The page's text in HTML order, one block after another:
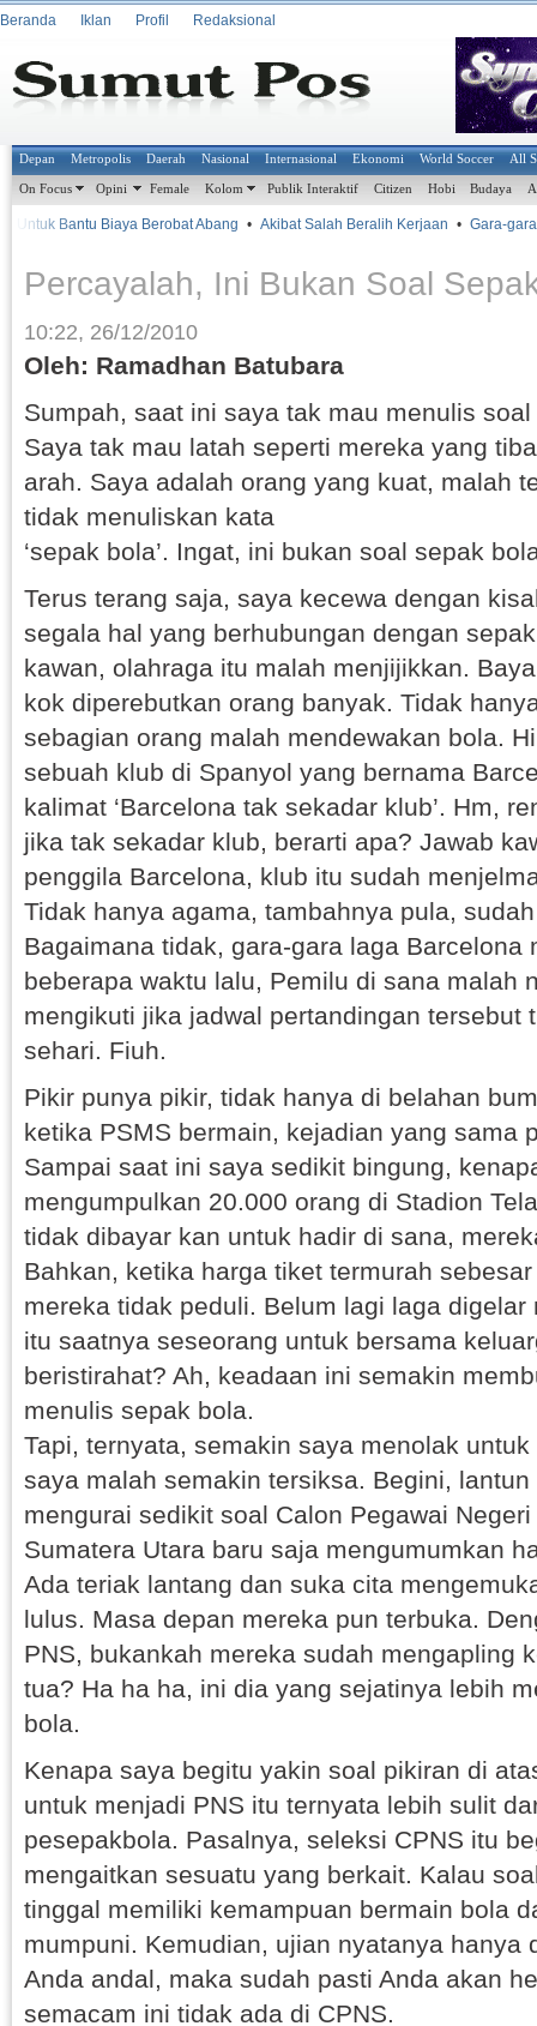
Beranda Iklan Profil Redaksional
Depan Metropolis Daerah Nasional Internasional Ekonomi World Soccer All
On Focus Opini Female Kolom Publik Interaktif Citizen Hobi Budaya
Bantu Biaya Berobat Abang • Akibat Salah Beralih Kerjaan • Gara-gara
Percayalah, Ini Bukan Soal
10:22, 26/12/2010
Oleh: Ramadhan Batubara
Sumpah, saat ini saya tak mau menulis
Saya tak mau latah seperti mereka yang
arah. Saya adalah orang yang kuat, malah
tidak menuliskan kata
‘sepak bola’. Ingat, ini bukan soal sepak
Terus terang saja, saya kecewa dengan
segala hal yang berhubungan dengan
kawan, olahraga itu malah menjijikkan.
kok diperebutkan orang banyak. Tidak
sebagian orang malah mendewakan bola.
sebuah klub di Spanyol yang bernama
kalimat ‘Barcelona tak sekadar klub’. Hm,
jika tak sekadar klub, berarti apa? Jawab
penggila Barcelona, klub itu sudah
Tidak hanya agama, tambahnya pula,
Bagaimana tidak, gara-gara laga Barcelona
beberapa waktu lalu, Pemilu di sana malah
mengikuti jika jadwal pertandingan tersebut
sehari. Fiuh.
Pikir punya pikir, tidak hanya di belahan
ketika PSMS bermain, kejadian yang sama
Sampai saat ini saya sedikit bingung,
mengumpulkan 20.000 orang di Stadion
tidak dibayar kan untuk hadir di sana,
Bahkan, ketika harga tiket termurah
mereka tidak peduli. Belum lagi laga
itu saatnya seseorang untuk bersama
beristirahat? Ah, keadaan ini semakin
menulis sepak bola.
Tapi, ternyata, semakin saya menolak
saya malah semakin tersiksa. Begini,
mengurai sedikit soal Calon Pegawai
Sumatera Utara baru saja mengumumkan
Ada teriak lantang dan suka cita
lulus. Masa depan mereka pun terbuka.
PNS, bukankah mereka sudah mengapling
tua? Ha ha ha, ini dia yang sejatinya lebih
bola.
Kenapa saya begitu yakin soal pikiran di
untuk menjadi PNS itu ternyata lebih sulit
pesepakbola. Pasalnya, seleksi CPNS itu
mengaitkan sesuatu yang berkait. Kalau
tinggal memiliki kemampuan bermain bola
mumpuni. Kemudian, ujian nyatanya hanya
Anda andal, maka sudah pasti Anda akan
semacam ini tidak ada di CPNS.